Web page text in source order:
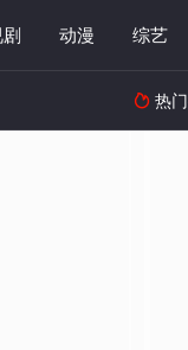
动漫 综艺
 热